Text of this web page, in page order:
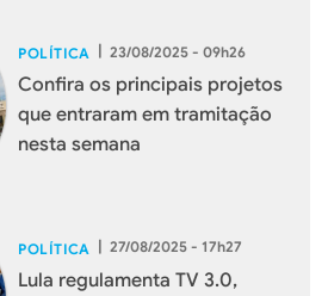
POLÍTICA | 23/08/2025 - 09h26
Confira os principais projetos
que entraram em tramitação
nesta semana
POLÍTICA | 27/08/2025 - 17h27
Lula regulamenta TV 3.0,